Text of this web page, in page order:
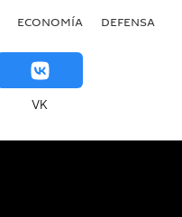
ECONOMÍA DEFENSA
VK